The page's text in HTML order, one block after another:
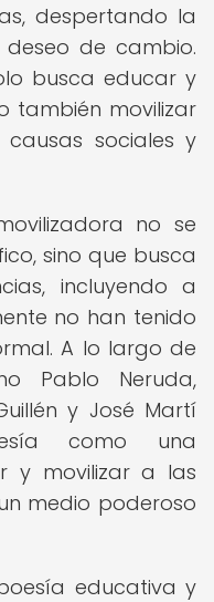
despertando la
de cambio.
busca educar y
también movilizar
sociales y
no se
sino que busca
incluyendo a
no han tenido
A lo largo de
Pablo Neruda,
y José Martí
como una
y movilizar a las
medio poderoso
educativa y